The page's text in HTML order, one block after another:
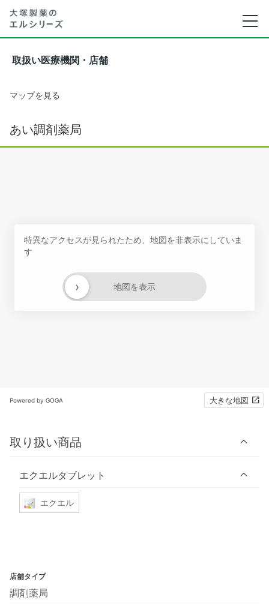
取扱い医療機関・店舗
マップを見る
あい調剤薬局
特異なアクセスが見られたため、地図を非表示にしていま
す
地図を表示
›
Powered by GOGA 大きな地図
取り扱い商品
エクエルタブレット
エクエル
店舗タイプ
調剤薬局